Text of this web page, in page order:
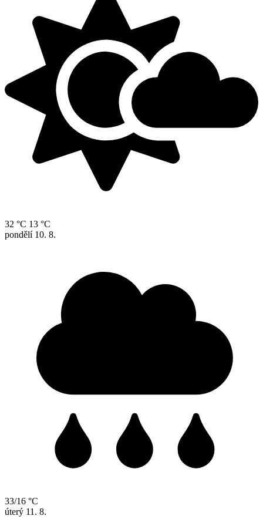
32 °C 13 °C
pondělí 10. 8.
33/16 °C
úterý 11. 8.